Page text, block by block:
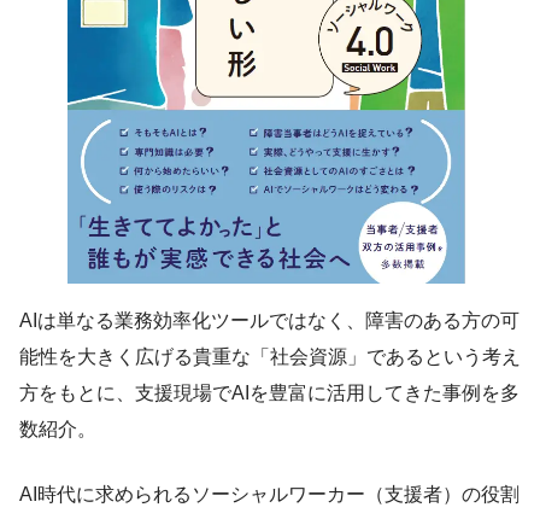
AIは単なる業務効率化ツールではなく、障害のある方の可
能性を大きく広げる貴重な「社会資源」であるという考え
方をもとに、支援現場でAIを豊富に活用してきた事例を多
数紹介。
AI時代に求められるソーシャルワーカー（支援者）の役割